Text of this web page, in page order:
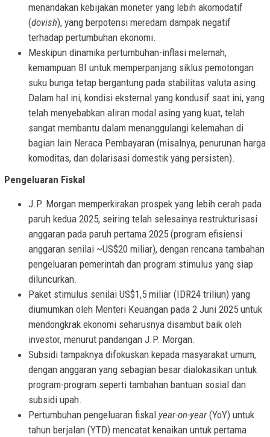
menandakan kebijakan moneter yang lebih akomodatif
(dovish), yang berpotensi meredam dampak negatif
terhadap pertumbuhan ekonomi.
Meskipun dinamika pertumbuhan-inflasi melemah,
kemampuan BI untuk memperpanjang siklus pemotongan
suku bunga tetap bergantung pada stabilitas valuta asing.
Dalam hal ini, kondisi eksternal yang kondusif saat ini, yang
telah menyebabkan aliran modal asing yang kuat, telah
sangat membantu dalam menanggulangi kelemahan di
bagian lain Neraca Pembayaran (misalnya, penurunan harga
komoditas, dan dolarisasi domestik yang persisten).
Pengeluaran Fiskal
J.P. Morgan memperkirakan prospek yang lebih cerah pada
paruh kedua 2025, seiring telah selesainya restrukturisasi
anggaran pada paruh pertama 2025 (program efisiensi
anggaran senilai ~US$20 miliar), dengan rencana tambahan
pengeluaran pemerintah dan program stimulus yang siap
diluncurkan.
Paket stimulus senilai US$1,5 miliar (IDR24 triliun) yang
diumumkan oleh Menteri Keuangan pada 2 Juni 2025 untuk
mendongkrak ekonomi seharusnya disambut baik oleh
investor, menurut pandangan J.P. Morgan.
Subsidi tampaknya difokuskan kepada masyarakat umum,
dengan anggaran yang sebagian besar dialokasikan untuk
program-program seperti tambahan bantuan sosial dan
subsidi upah.
Pertumbuhan pengeluaran fiskal year-on-year(YoY) untuk
tahun berjalan (YTD) mencatat kenaikan untuk pertama